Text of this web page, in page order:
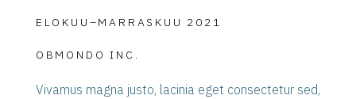
ELOKUU–MARRASKUU 2021
OBMONDO INC.
Vivamus magna justo, lacinia eget consectetur sed,